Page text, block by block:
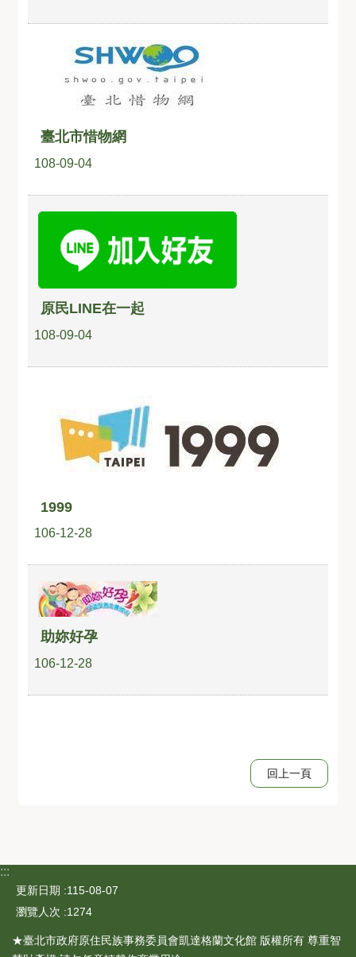
臺北市惜物網
108-09-04
原民LINE在一起
108-09-04
1999
106-12-28
助妳好孕
106-12-28
回上一頁
:::
更新日期
115-08-07
瀏覽人次
1274
★臺北市政府原住民族事務委員會凱達格蘭文化館 版權所有 尊重智